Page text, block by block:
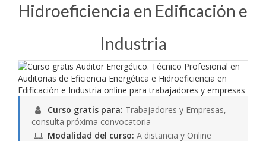
Hidroeficiencia en Edificación e
Industria
Curso gratis para: Trabajadores y Empresas,
consulta próxima convocatoria
Modalidad del curso: A distancia y Online